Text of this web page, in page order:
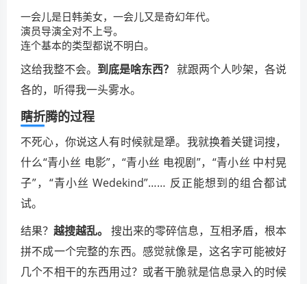
一会儿是日韩美女，一会儿又是奇幻年代。
演员导演全对不上号。
连个基本的类型都说不明白。
这给我整不会。 到底是啥东西？ 就跟两个人吵架，各说
各的，听得我一头雾水。
瞎折腾的过程
不死心，你说这人有时候就是犟。我就换着关键词搜，
什么“青小丝 电影”，“青小丝 电视剧”，“青小丝 中村晃
子”，“青小丝 Wedekind”…… 反正能想到的组合都试
试。
结果？ 越搜越乱。 搜出来的零碎信息，互相矛盾，根本
拼不成一个完整的东西。感觉就像是，这名字可能被好
几个不相干的东西用过？或者干脆就是信息录入的时候